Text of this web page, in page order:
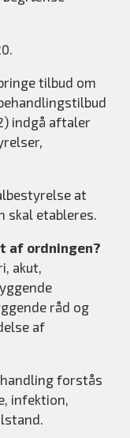
tilbud om
indgå aftaler
at
skal etableres.
af ordningen?
akut,
råd og
af
forstås
infektion,